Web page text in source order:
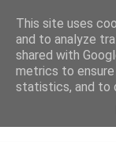
This site uses
and to analyze
shared with
metrics to
statistics, and to